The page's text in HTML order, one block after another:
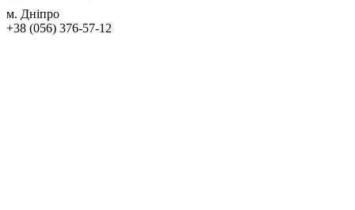
м. Дніпро
+38 (056) 376-57-12